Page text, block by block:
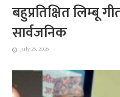
बहुप्रतिक्षित लिम्बू
सार्वजनिक
July 25, 2026